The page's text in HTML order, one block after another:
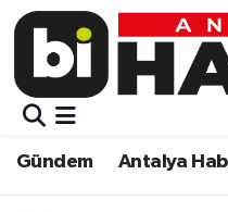
Gündem Antalya
Gündem
Siyaset
Gündem
Siyaset
Muratpaşa
Muratpaşa